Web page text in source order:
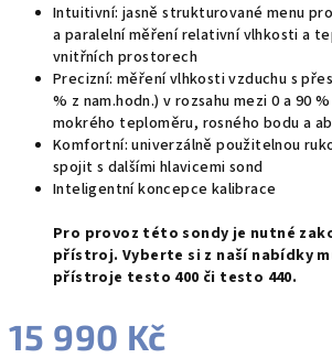
Intuitivní: jasně strukturované menu
a paralelní měření relativní vlhkosti a
vnitřních prostorech
Precizní: měření vlhkosti vzduchu s
% z nam.hodn.) v rozsahu mezi 0 a 90
mokrého teploměru, rosného bodu a
Komfortní: univerzálně použitelnou
spojit s dalšími hlavicemi sond
Inteligentní koncepce kalibrace
Pro provoz této sondy je nutné
přístroj. Vyberte si z naší nabídky
přístroje testo 400 či testo 440.
15 990 Kč